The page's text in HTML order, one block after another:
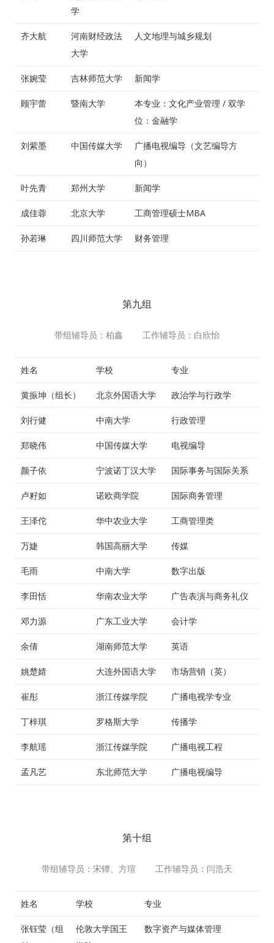
学
齐大航
河南财经政法
大学
人文地理与城乡规划
张婉莹 吉林师范大学 新闻学
顾宇蕾 暨南大学
本专业：文化产业管理 / 双学
位：金融学
刘紫墨 中国传媒大学
广播电视编导（文艺编导方
向）
叶先青 郑州大学 新闻学
成佳蓉 北京大学 工商管理硕士MBA
孙若琳 四川师范大学 财务管理
第九组
带组辅导员：柏鑫 工作辅导员：白欣怡
姓名 学校 专业
黄振坤（组长） 北京外国语大学 政治学与行政学
刘行健 中南大学 行政管理
郑晓伟 中国传媒大学 电视编导
颜子依 宁波诺丁汉大学 国际事务与国际关系
卢籽如 诺欧商学院 国际商务管理
王泽佗 华中农业大学 工商管理类
万婕 韩国高丽大学 传媒
毛雨 中南大学 数字出版
李田恬 华南农业大学 广告表演与商务礼仪
邓力源 广东工业大学 会计学
余倩 湖南师范大学 英语
姚楚婧 大连外国语大学 市场营销（英）
崔彤 浙江传媒学院 广播电视学专业
丁梓琪 罗格斯大学 传播学
李航瑶 浙江传媒学院 广播电视工程
孟凡艺 东北师范大学 广播电视编导
第十组
带组辅导员：宋镡、方瑄 工作辅导员：闫浩天
姓名 学校 专业
张钰莹（组
伦敦大学国王
数字资产与媒体管理